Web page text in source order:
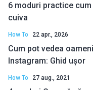
6 moduri practice
cuiva
How To 22 apr., 2026
Cum pot vedea
Instagram: Ghid ușor
How To 27 aug., 2021